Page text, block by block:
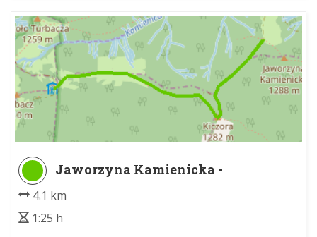
Jaworzyna Kamienicka -
4.1 km
1:25 h